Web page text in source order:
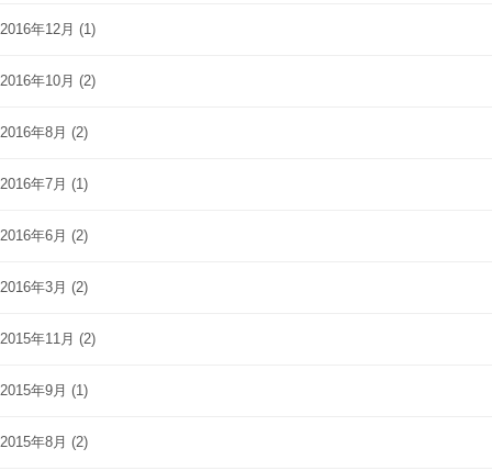
2016年12月 (1)
2016年10月 (2)
2016年8月 (2)
2016年7月 (1)
2016年6月 (2)
2016年3月 (2)
2015年11月 (2)
2015年9月 (1)
2015年8月 (2)